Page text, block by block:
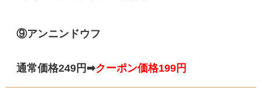
⑨アンニンドウフ
通常価格249円➡クーポン価格199円